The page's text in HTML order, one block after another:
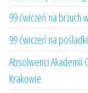
99 ćwiczeń na brzuch
99 ćwiczeń na pośladki
Absolwenci Akademii
Krakowie